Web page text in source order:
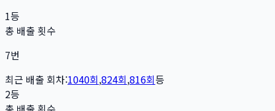
1등
총 배출 횟수
7번
최근 배출 회차:1040회,824회,816회등
2등